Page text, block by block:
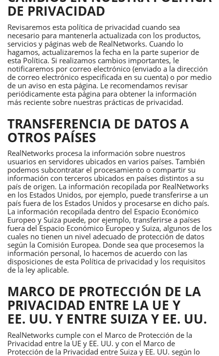
DE PRIVACIDAD
Revisaremos esta política de privacidad cuando sea
necesario para mantenerla actualizada con los productos,
servicios y páginas web de RealNetworks. Cuando lo
hagamos, actualizaremos la fecha en la parte superior de
esta Política. Si realizamos cambios importantes, le
notificaremos por correo electrónico (enviado a la dirección
de correo electrónico especificada en su cuenta) o por medio
de un aviso en esta página. Le recomendamos revisar
periódicamente esta página para obtener la información
más reciente sobre nuestras prácticas de privacidad.
TRANSFERENCIA DE DATOS A
OTROS PAÍSES
RealNetworks procesa la información sobre nuestros
usuarios en servidores ubicados en varios países. También
podemos subcontratar el procesamiento o compartir su
información con terceros ubicados en países distintos a su
país de origen. La información recopilada por RealNetworks
en los Estados Unidos, por ejemplo, puede transferirse a un
país fuera de los Estados Unidos y procesarse en dicho país.
La información recopilada dentro del Espacio Económico
Europeo y Suiza puede, por ejemplo, transferirse a países
fuera del Espacio Económico Europeo y Suiza, algunos de los
cuales no tienen un nivel adecuado de protección de datos
según la Comisión Europea. Donde sea que procesemos la
información personal, lo hacemos de acuerdo con las
disposiciones de esta Política de privacidad y los requisitos
de la ley aplicable.
MARCO DE PROTECCIÓN DE LA
PRIVACIDAD ENTRE LA UE Y
EE. UU. Y ENTRE SUIZA Y EE. UU.
RealNetworks cumple con el Marco de Protección de la
Privacidad entre la UE y EE. UU. y con el Marco de
Protección de la Privacidad entre Suiza y EE. UU. según lo